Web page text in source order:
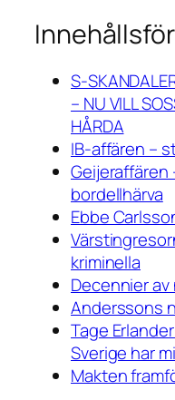
S-
– NU VILL
HÅRDA
IB-affären –
bordellhärva
Ebbe
kriminella
Decennier
Anderssons
Tage
Sverige har
Makten